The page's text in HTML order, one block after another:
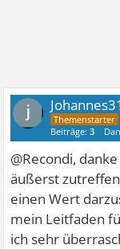
Beiträge:3
@Recondi,
äußerst
einen Wert
mein Leitfaden
ich sehr